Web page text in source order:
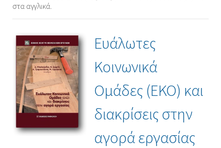
στα αγγλικά.
Ευάλωτες
Κοινωνικά
Ομάδες (ΕΚΟ) και
διακρίσεις στην
αγορά εργασίας